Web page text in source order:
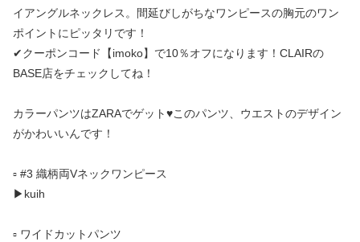
イアングルネックレス。間延びしがちなワンピースの胸元のワン
ポイントにピッタリです！
✔クーポンコード【imoko】で10％オフになります！CLAIRの
BASE店をチェックしてね！
カラーパンツはZARAでゲット♥このパンツ、ウエストのデザイン
がかわいいんです！
▫️ #3 織柄両Vネックワンピース
▶︎kuih
▫️ ワイドカットパンツ